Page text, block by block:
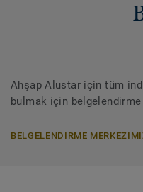
Ahşap Alustar için tüm
bulmak için
BELGELENDIRME